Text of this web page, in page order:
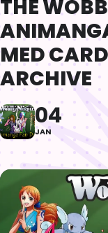
THE
MED
ARCHIVE
04
JAN